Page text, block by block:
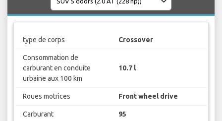
type de corps Crossover
Consommation de
carburant en conduite
urbaine aux 100 km
10.7 l
Roues motrices Front wheel drive
Carburant 95